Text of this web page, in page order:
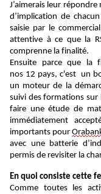
J’aimerais leur
d’implication de
saisie par le
attentive à ce que la
comprenne la finalité.
Ensuite parce que la
nos 12 pays, c'est un
un moteur de la
suivi des formations sur
faire une étude de
immédiatement
importants pour
avec une batterie
permis de revisiter la
En quoi consiste cette
Comme toutes les